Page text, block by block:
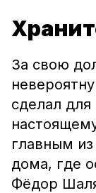
За свою
сделал
главным
дома, где
Фёдор